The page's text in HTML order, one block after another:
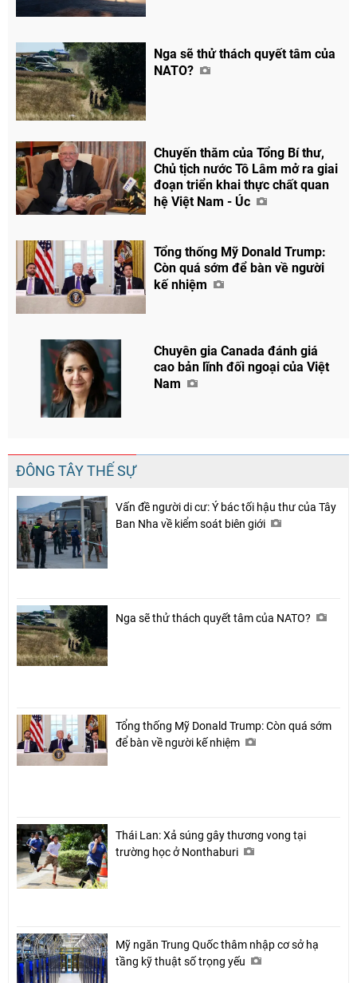
Facebook
Nga sẽ thử thách quyết tâm của
NATO?
Chuyến thăm của Tổng Bí thư,
Chủ tịch nước Tô Lâm mở ra giai
đoạn triển khai thực chất quan
hệ Việt Nam - Úc
Tổng thống Mỹ Donald Trump:
Còn quá sớm để bàn về người
kế nhiệm
Chuyên gia Canada đánh giá
cao bản lĩnh đối ngoại của Việt
Nam
ĐÔNG TÂY THẾ SỰ
Vấn đề người di cư: Ý bác tối hậu thư của Tây
Ban Nha về kiểm soát biên giới
Nga sẽ thử thách quyết tâm của NATO?
Tổng thống Mỹ Donald Trump: Còn quá sớm
để bàn về người kế nhiệm
Thái Lan: Xả súng gây thương vong tại
trường học ở Nonthaburi
Mỹ ngăn Trung Quốc thâm nhập cơ sở hạ
tầng kỹ thuật số trọng yếu